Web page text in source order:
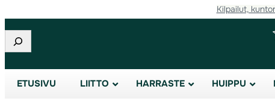
Kilpailut,
Etsi
ETUSIVU LIITTO HARRASTE HUIPPU